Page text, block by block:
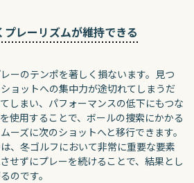
レーリズムが維持できる
ーのテンポを著しく損ないます。見つ
ョットへの集中力が途切れてしまうだ
しまい、パフォーマンスの低下にもつな
使用することで、ボールの捜索にかかる
ーズに次のショットへと移行できます。
、冬ゴルフにおいて非常に重要な要素
せずにプレーを続けることで、結果とし
のです。